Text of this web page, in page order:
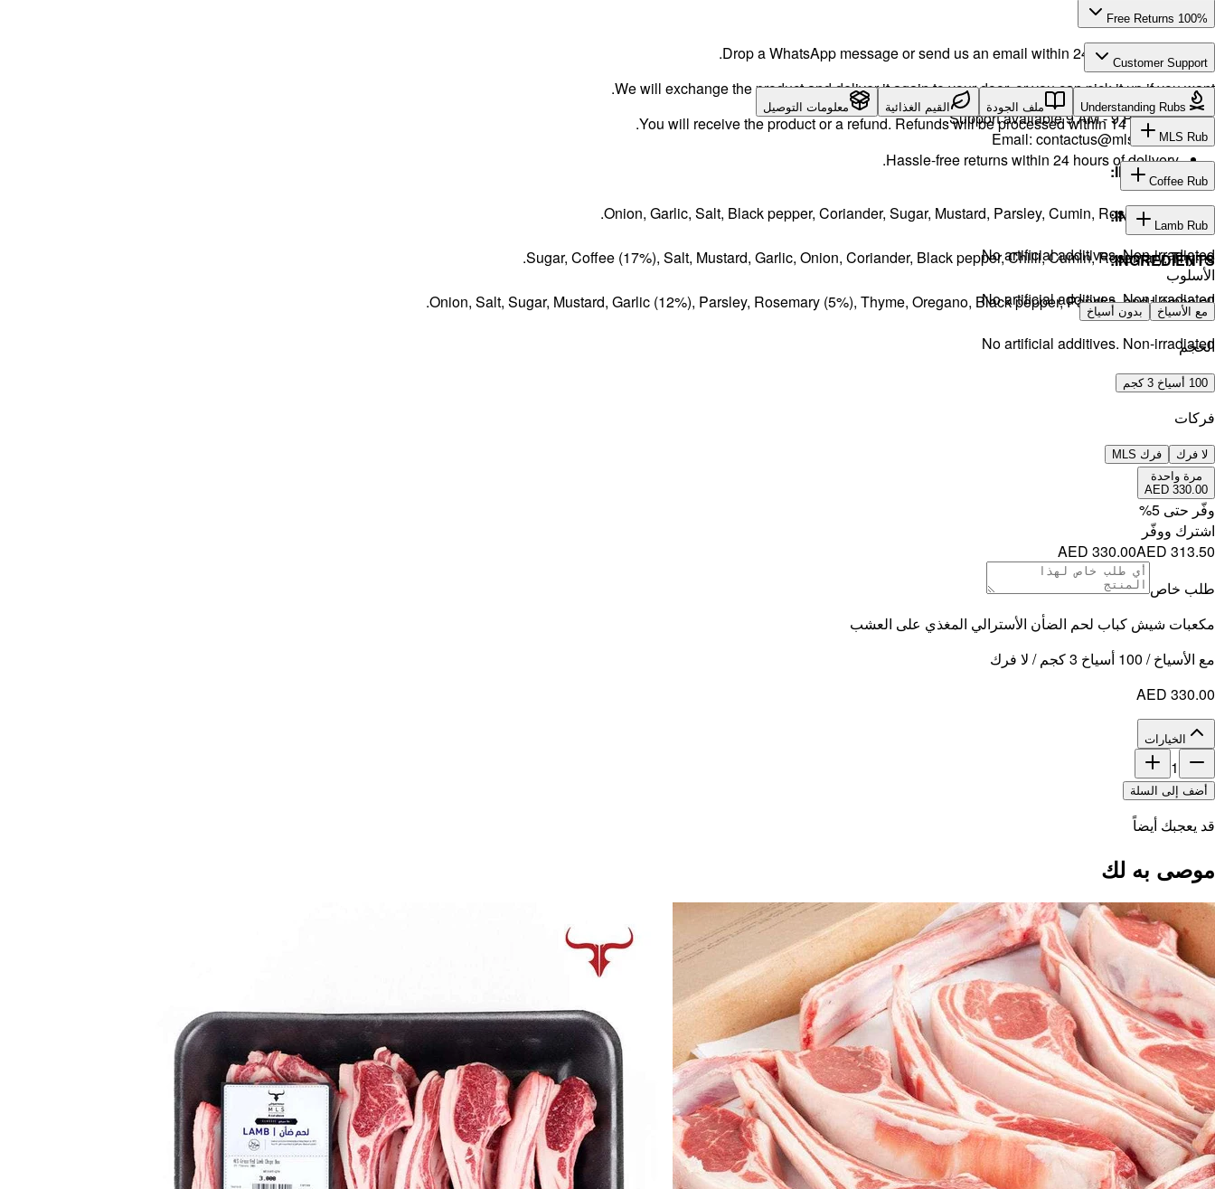
100% Free Returns
Drop a WhatsApp message or send us an email within 24 hours after delivery.
We will exchange the product and deliver it again to your door, or you can pick it up if you want.
You will receive the product or a refund. Refunds will be processed within 14 working days.
Customer Support
Call or WhatsApp:
+971504516403
Support available 9 AM - 9 PM daily.
Email: contactus@mlsuae.ae
Hassle-free returns within 24 hours of delivery.
Understanding Rubs ملف الجودة القيم الغذائية معلومات التوصيل
MLS Rub
INGREDIENTS:
Onion, Garlic, Salt, Black pepper, Coriander, Sugar, Mustard, Parsley, Cumin, Rosemary, Thyme.
No artificial additives. Non-irradiated
Coffee Rub
INGREDIENTS:
Sugar, Coffee (17%), Salt, Mustard, Garlic, Onion, Coriander, Black pepper, Chilli, Cumin, Rosemary, Thyme.
No artificial additives. Non-irradiated
Lamb Rub
INGREDIENTS:
Onion, Salt, Sugar, Mustard, Garlic (12%), Parsley, Rosemary (5%), Thyme, Oregano, Black pepper, Paprika, and Lemon oil.
No artificial additives. Non-irradiated
الأسلوب
مع الأسياخ بدون أسياخ
الحجم
100 أسياخ 3 كجم
فركات
لا فرك
فرك MLS
مرة واحدة
AED 330.00
وفّر حتى 5
%
اشترك ووفّر
AED 330.00AED 313.50
طلب خاص
مكعبات شيش كباب لحم الضأن الأسترالي المغذي على العشب
مع الأسياخ / 100 أسياخ 3 كجم / لا فرك
AED 330.00
الخيارات
1
أضف إلى السلة
قد يعجبك أيضاً
موصى به لك